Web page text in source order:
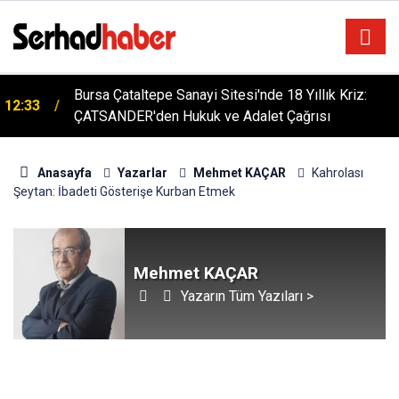
12:33
Bursa Çataltepe Sanayi Sitesi'nde 18 Yıllık Kriz:
ÇATSANDER'den Hukuk ve Adalet Çağrısı
Anasayfa Yazarlar Mehmet KAÇAR
Kahrolası
Şeytan: İbadeti Gösterişe Kurban Etmek
Mehmet KAÇAR
Yazarın Tüm Yazıları >